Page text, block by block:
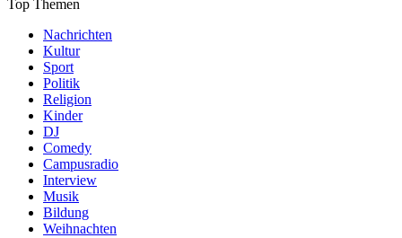
Top Themen
Nachrichten
Kultur
Sport
Politik
Religion
Kinder
DJ
Comedy
Campusradio
Interview
Musik
Bildung
Weihnachten